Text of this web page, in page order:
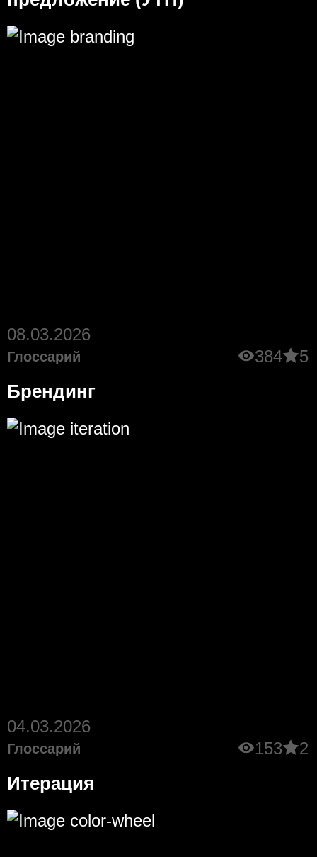
08.03.2026
Глоссарий 384 5
Брендинг
04.03.2026
Глоссарий 153 2
Итерация